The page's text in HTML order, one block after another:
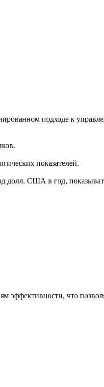
подходе к
показателей.
США в год,
что